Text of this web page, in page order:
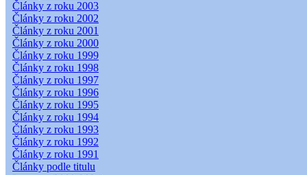
Články z roku 2003
Články z roku 2002
Články z roku 2001
Články z roku 2000
Články z roku 1999
Články z roku 1998
Články z roku 1997
Články z roku 1996
Články z roku 1995
Články z roku 1994
Články z roku 1993
Články z roku 1992
Články z roku 1991
Články podle titulu